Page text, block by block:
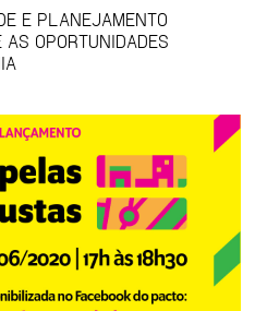
E PLANEJAMENTO
OPORTUNIDADES